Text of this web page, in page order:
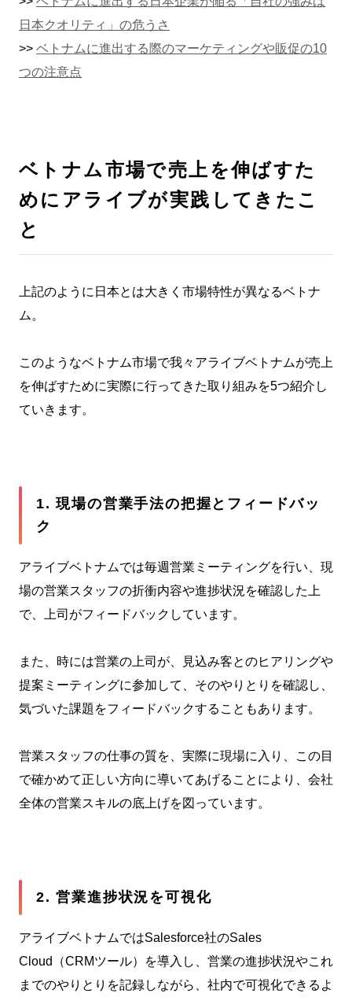
日本クオリティ」の危うさ
>> ベトナムに進出する際のマーケティングや販促の10
つの注意点
ベトナム市場で売上を伸ばすた
めにアライブが実践してきたこ
と
上記のように日本とは大きく市場特性が異なるベトナ
ム。
このようなベトナム市場で我々アライブベトナムが売上
を伸ばすために実際に行ってきた取り組みを5つ紹介し
ていきます。
1. 現場の営業手法の把握とフィードバッ
ク
アライブベトナムでは毎週営業ミーティングを行い、現
場の営業スタッフの折衝内容や進捗状況を確認した上
で、上司がフィードバックしています。
また、時には営業の上司が、見込み客とのヒアリングや
提案ミーティングに参加して、そのやりとりを確認し、
気づいた課題をフィードバックすることもあります。
営業スタッフの仕事の質を、実際に現場に入り、この目
で確かめて正しい方向に導いてあげることにより、会社
全体の営業スキルの底上げを図っています。
2. 営業進捗状況を可視化
アライブベトナムではSalesforce社のSales
Cloud（CRMツール）を導入し、営業の進捗状況やこれ
までのやりとりを記録しながら、社内で可視化できるよ